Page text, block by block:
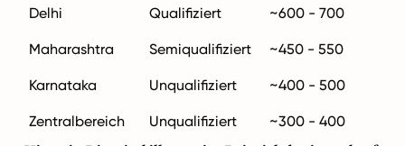
Delhi Qualifiziert ~600 - 700
Maharashtra Semiqualiﬁziert ~450 - 550
Karnataka Unqualifiziert ~400 - 500
Zentralbereich Unqualifiziert ~300 - 400